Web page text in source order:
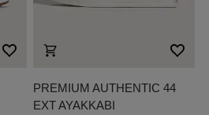
PREMIUM AUTHENTIC 44
EXT AYAKKABI